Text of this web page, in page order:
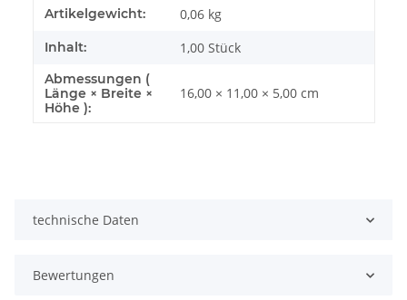
Artikelgewicht: 0,06 kg
Inhalt: 1,00 Stück
Abmessungen (
Länge × Breite ×
Höhe ):
16,00 × 11,00 × 5,00 cm
technische Daten
Bewertungen